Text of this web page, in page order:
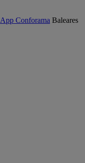
App Conforama Baleares